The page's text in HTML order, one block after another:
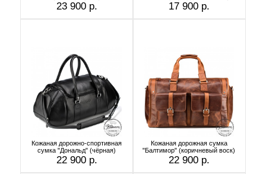
23 900 р. 17 900 р.
Кожаная дорожно-спортивная
сумка "Дональд" (чёрная)
22 900 р.
Кожаная дорожная сумка
"Балтимор" (коричневый воск)
22 900 р.